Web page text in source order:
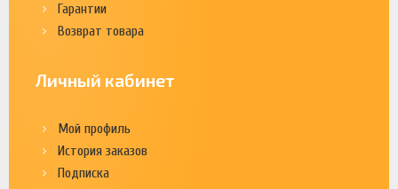
Гарантии
Возврат товара
Личный кабинет
Мой профиль
История заказов
Подписка